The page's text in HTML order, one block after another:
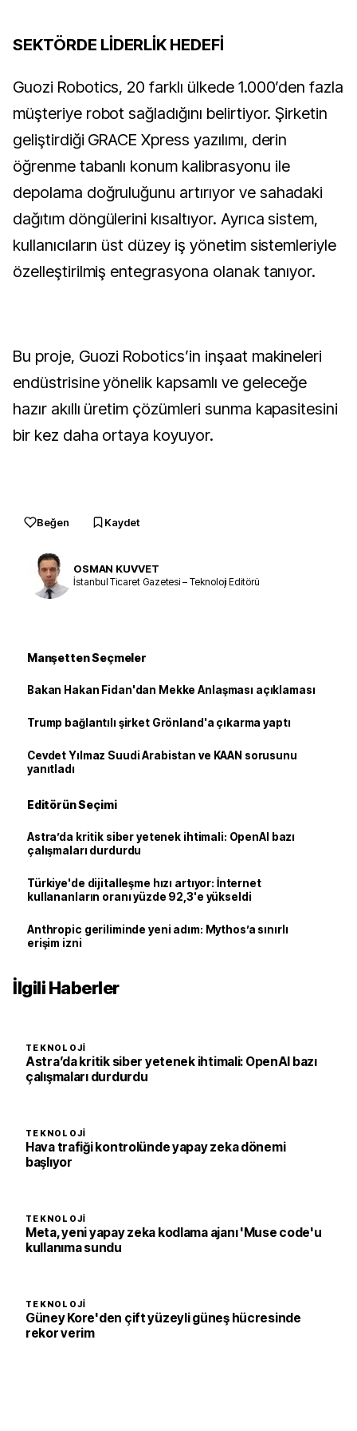
SEKTÖRDE LİDERLİK HEDEFİ
Guozi Robotics, 20 farklı ülkede 1.000’den fazla
müşteriye robot sağladığını belirtiyor. Şirketin
geliştirdiği GRACE Xpress yazılımı, derin
öğrenme tabanlı konum kalibrasyonu ile
depolama doğruluğunu artırıyor ve sahadaki
dağıtım döngülerini kısaltıyor. Ayrıca sistem,
kullanıcıların üst düzey iş yönetim sistemleriyle
özelleştirilmiş entegrasyona olanak tanıyor.
Bu proje, Guozi Robotics’in inşaat makineleri
endüstrisine yönelik kapsamlı ve geleceğe
hazır akıllı üretim çözümleri sunma kapasitesini
bir kez daha ortaya koyuyor.
Beğen Kaydet
OSMAN KUVVET
İstanbul Ticaret Gazetesi – Teknoloji Editörü
Manşetten Seçmeler
Bakan Hakan Fidan'dan Mekke Anlaşması açıklaması
Trump bağlantılı şirket Grönland'a çıkarma yaptı
Cevdet Yılmaz Suudi Arabistan ve KAAN sorusunu
yanıtladı
Editörün Seçimi
Astra’da kritik siber yetenek ihtimali: OpenAI bazı
çalışmaları durdurdu
Türkiye'de dijitalleşme hızı artıyor: İnternet
kullananların oranı yüzde 92,3'e yükseldi
Anthropic geriliminde yeni adım: Mythos’a sınırlı
erişim izni
İlgili Haberler
TEKNOLOJI
Astra’da kritik siber yetenek ihtimali: OpenAI bazı
çalışmaları durdurdu
TEKNOLOJI
Hava trafiği kontrolünde yapay zeka dönemi
başlıyor
TEKNOLOJI
Meta, yeni yapay zeka kodlama ajanı 'Muse code'u
kullanıma sundu
TEKNOLOJI
Güney Kore'den çift yüzeyli güneş hücresinde
rekor verim